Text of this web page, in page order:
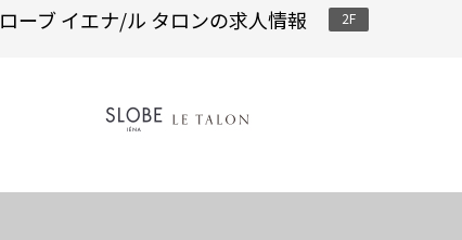
スローブ イエナ/ル タロンの求人情報 2F